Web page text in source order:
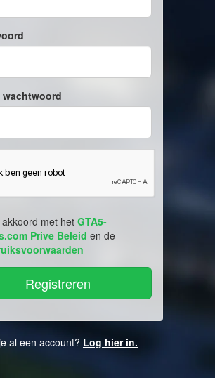
wachtwoord
met het GTA5-
Prive Beleid en de
al een account? Log hier in.